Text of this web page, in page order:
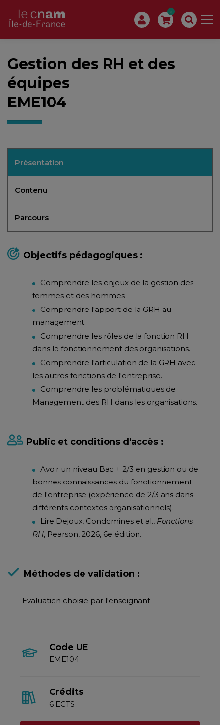
0
Gestion des RH et des
équipes
EME104
Présentation
Contenu
Parcours
Objectifs pédagogiques :
Comprendre les enjeux de la gestion des
femmes et des hommes
Comprendre l'apport de la GRH au
management.
Comprendre les rôles de la fonction RH
dans le fonctionnement des organisations.
Comprendre l'articulation de la GRH avec
les autres fonctions de l'entreprise.
Comprendre les problématiques de
Management des RH dans les organisations.
Public et conditions d'accès :
Avoir un niveau Bac + 2/3 en gestion ou de
bonnes connaissances du fonctionnement
de l'entreprise (expérience de 2/3 ans dans
différents contextes organisationnels).
Lire Dejoux, Condomines et al., Fonctions
RH, Pearson, 2026, 6e édition.
Méthodes de validation :
Evaluation choisie par l'enseignant
Code UE
EME104
Crédits
6 ECTS